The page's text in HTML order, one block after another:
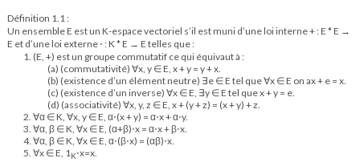
Définition 1.1 :
Un ensemble E est un K-espace vectoriel s’il est muni d’une loi interne + : E * E →
E et d’une loi externe ⋅ : K * E → E telles que :
1. (E, +) est un groupe commutatif ce qui équivaut à :
(a) (commutativité) ∀x, y ∈ E, x + y = y + x.
(b) (existence d’un élément neutre) ∃e ∈ E tel que ∀x ∈ E on ax + e = x.
(c) (existence d’un inverse) ∀x ∈ E, ∃y ∈ E tel que x + y = e.
(d) (associativité) ∀x, y, z ∈ E, x + (y + z) = (x + y) + z.
2. ∀α ∈ K, ∀x, y ∈ E, α⋅(x + y) = α⋅x + α⋅y.
3. ∀α, β ∈ K, ∀x ∈ E, (α+β)⋅x = α⋅x + β⋅x.
4. ∀α, β ∈ K, ∀x ∈ E, α⋅(β⋅x) = (αβ)⋅x.
5. ∀x ∈ E, 1K⋅x=x.